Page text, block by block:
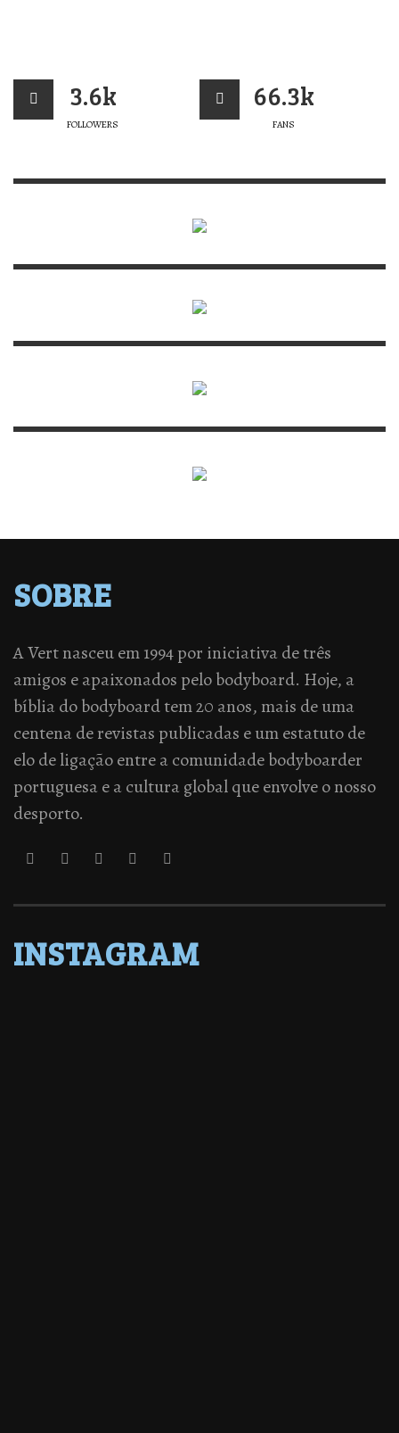
3.6k
FOLLOWERS
66.3k
FANS
SOBRE
A Vert nasceu em 1994 por iniciativa de três
amigos e apaixonados pelo bodyboard. Hoje, a
bíblia do bodyboard tem 20 anos, mais de uma
centena de revistas publicadas e um estatuto de
elo de ligação entre a comunidade bodyboarder
portuguesa e a cultura global que envolve o nosso
desporto.
INSTAGRAM